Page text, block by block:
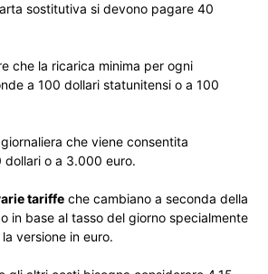
sostitutiva si devono pagare 40
che la ricarica minima per ogni
a 100 dollari statunitensi o a 100
che viene consentita
o a 3.000 euro.
tariffe che cambiano a seconda della
in base al tasso del giorno specialmente
versione in euro.